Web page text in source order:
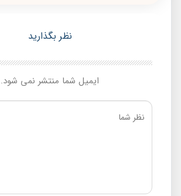
نظر بگذارید
ایمیل شما منتشر نمی شود.